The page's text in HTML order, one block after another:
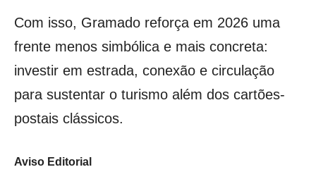
Com isso, Gramado reforça em 2026 uma
frente menos simbólica e mais concreta:
investir em estrada, conexão e circulação
para sustentar o turismo além dos cartões-
postais clássicos.
Aviso Editorial